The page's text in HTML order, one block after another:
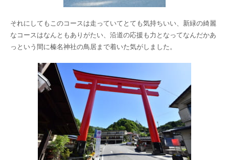
それにしてもこのコースは走っていてとても気持ちいい、新緑の綺麗
なコースはなんともありがたい、沿道の応援も力となってなんだかあ
っという間に榛名神社の鳥居まで着いた気がしました。